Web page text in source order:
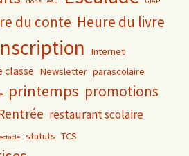
du conte Heure du livre
Internet
classe Newsletter parascolaire
printemps promotions
restaurant scolaire
statuts TCS